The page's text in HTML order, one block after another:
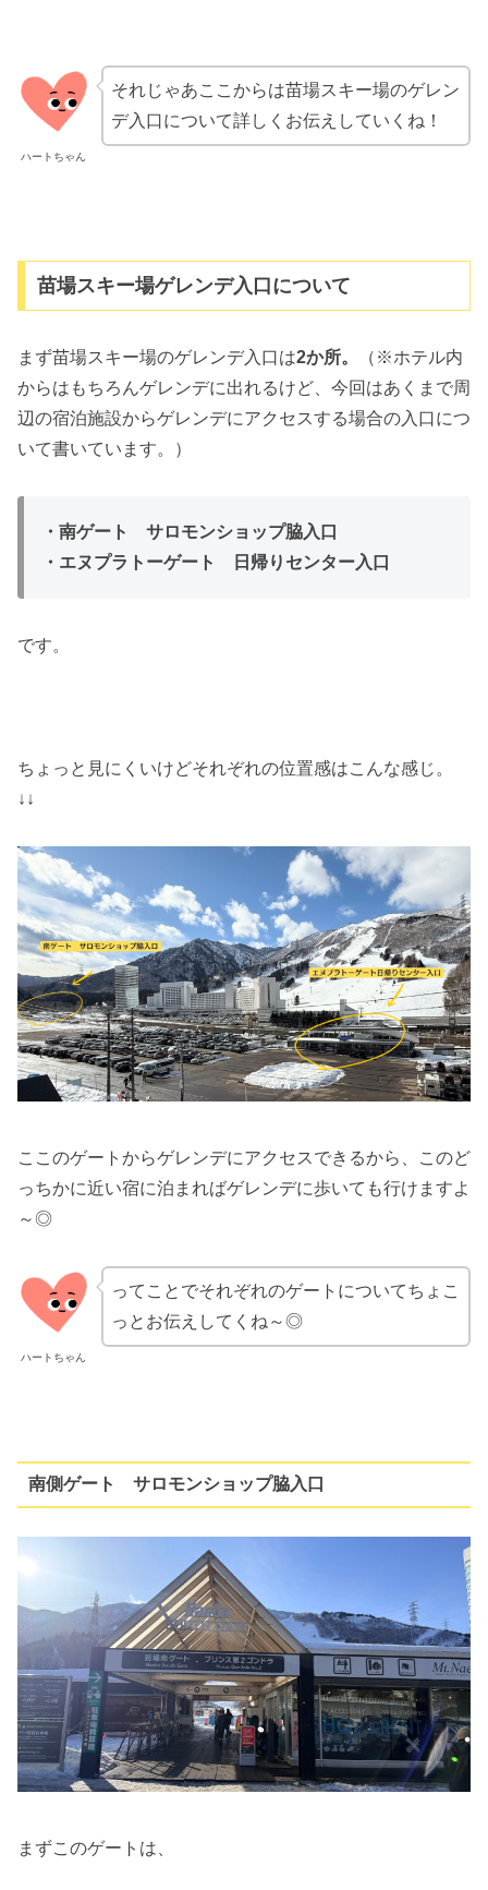
ハートちゃん
それじゃあここからは苗場スキー場のゲレン
デ入口について詳しくお伝えしていくね！
苗場スキー場ゲレンデ入口について
まず苗場スキー場のゲレンデ入口は2か所。
（※ホテル内
からはもちろんゲレンデに出れるけど、今回はあくまで周
辺の宿泊施設からゲレンデにアクセスする場合の入口につ
いて書いています。）
・南ゲート サロモンショップ脇入口
・エヌプラトーゲート 日帰りセンター入口
です。
ちょっと見にくいけどそれぞれの位置感はこんな感じ。
↓↓
ここのゲートからゲレンデにアクセスできるから、このど
っちかに近い宿に泊まればゲレンデに歩いても行けますよ
～◎
ハートちゃん
ってことでそれぞれのゲートについてちょこ
っとお伝えしてくね～◎
南側ゲート サロモンショップ脇入口
まずこのゲートは、